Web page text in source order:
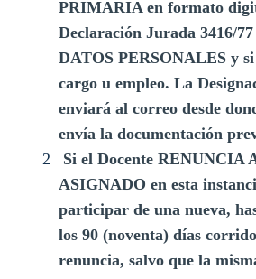
PRIMARIA en formato
Declaración Jurada 3416/
DATOS PERSONALES y
cargo u empleo. La
enviará al correo desde
envía la documentación
Si el Docente RENUNCIA
ASIGNADO en esta
participar de una nueva,
los 90 (noventa) días
renuncia, salvo que la